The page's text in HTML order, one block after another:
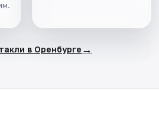
в Оренбурге →